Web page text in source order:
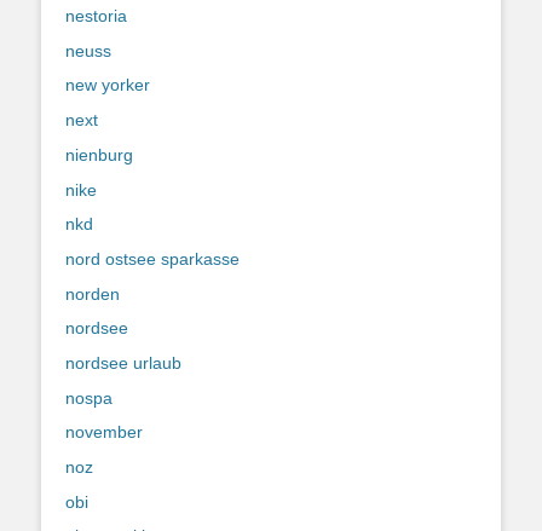
nestoria
neuss
new yorker
next
nienburg
nike
nkd
nord ostsee sparkasse
norden
nordsee
nordsee urlaub
nospa
november
noz
obi